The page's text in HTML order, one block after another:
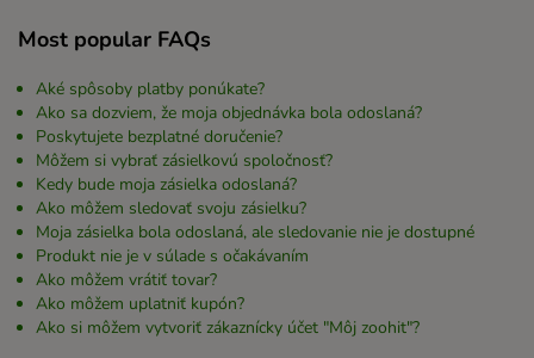
Most popular FAQs
Aké spôsoby platby ponúkate?
Ako sa dozviem, že moja objednávka bola odoslaná?
Poskytujete bezplatné doručenie?
Môžem si vybrať zásielkovú spoločnosť?
Kedy bude moja zásielka odoslaná?
Ako môžem sledovať svoju zásielku?
Moja zásielka bola odoslaná, ale sledovanie nie je dostupné
Produkt nie je v súlade s očakávaním
Ako môžem vrátiť tovar?
Ako môžem uplatniť kupón?
Ako si môžem vytvoriť zákaznícky účet "Môj zoohit"?